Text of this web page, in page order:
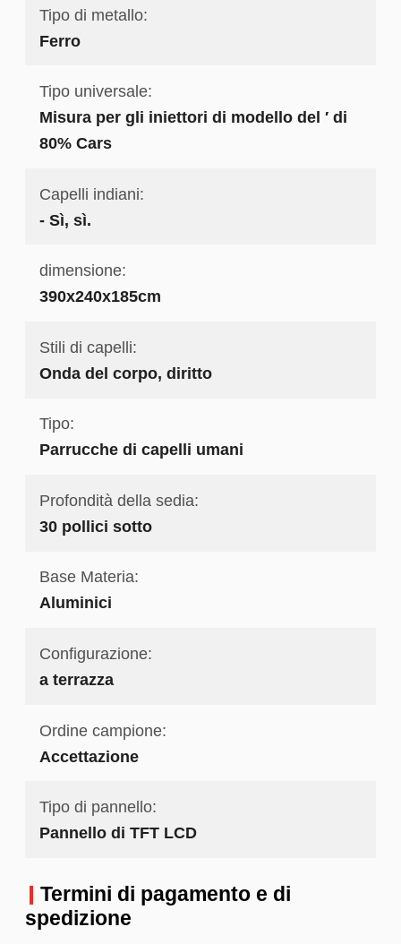
Tipo di metallo:
Ferro
Tipo universale:
Misura per gli iniettori di modello del ′ di
80% Cars
Capelli indiani:
- Sì, sì.
dimensione:
390x240x185cm
Stili di capelli:
Onda del corpo, diritto
Tipo:
Parrucche di capelli umani
Profondità della sedia:
30 pollici sotto
Base Materia:
Aluminici
Configurazione:
a terrazza
Ordine campione:
Accettazione
Tipo di pannello:
Pannello di TFT LCD
Termini di pagamento e di
spedizione